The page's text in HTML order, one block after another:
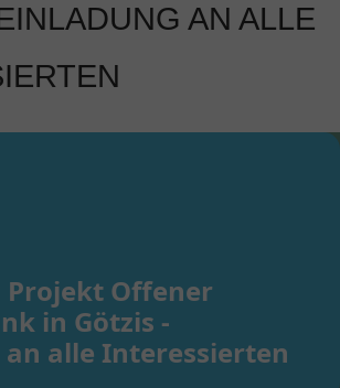
AN ALLE
Offener
in Götzis -
an alle Interessierten